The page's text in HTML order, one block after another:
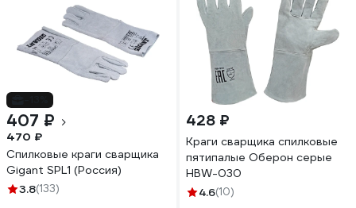
407 ₽
470 ₽
Спилковые краги сварщика
Gigant SPL1 (Россия)
3.8(133)
428 ₽
Краги сварщика спилковые
пятипалые Оберон серые
HBW-030
4.6(10)